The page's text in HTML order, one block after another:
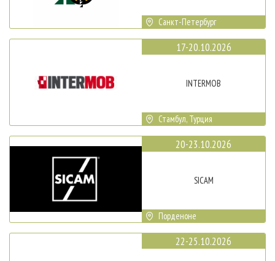
Санкт-Петербург
17-20.10.2026
INTERMOB
Стамбул, Турция
20-23.10.2026
SICAM
Порденоне
22-25.10.2026